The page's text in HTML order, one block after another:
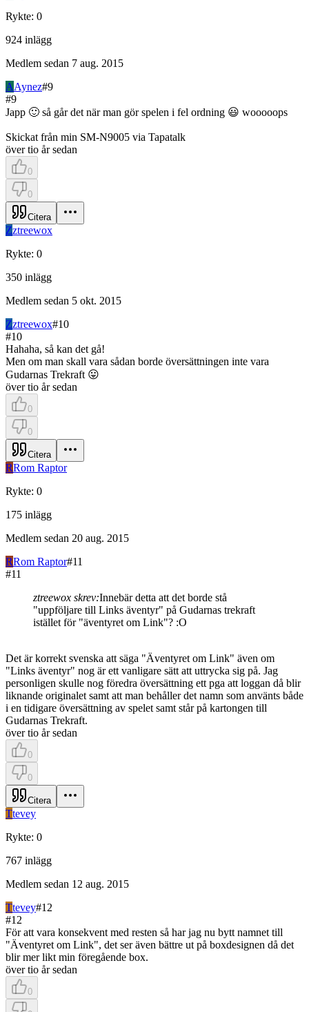
Rykte: 0
924 inlägg
Medlem sedan 7 aug. 2015
AAynez#9
#9
Japp 🙂 så går det när man gör spelen i fel ordning 😃 wooooops
Skickat från min SM-N9005 via Tapatalk
över tio år sedan
0
0
Citera
Zztreewox
Rykte: 0
350 inlägg
Medlem sedan 5 okt. 2015
Zztreewox#10
#10
Hahaha, så kan det gå!
Men om man skall vara sådan borde översättningen inte vara
Gudarnas Trekraft 😛
över tio år sedan
0
0
Citera
RRom Raptor
Rykte: 0
175 inlägg
Medlem sedan 20 aug. 2015
RRom Raptor#11
#11
ztreewox skrev:Innebär detta att det borde stå
"uppföljare till Links äventyr" på Gudarnas trekraft
istället för "äventyret om Link"? :O
Det är korrekt svenska att säga "Äventyret om Link" även om
"Links äventyr" nog är ett vanligare sätt att uttrycka sig på. Jag
personligen skulle nog föredra översättning ett pga att loggan då blir
liknande originalet samt att man behåller det namn som använts både
i en tidigare översättning av spelet samt står på kartongen till
Gudarnas Trekraft.
över tio år sedan
0
0
Citera
Ttevey
Rykte: 0
767 inlägg
Medlem sedan 12 aug. 2015
Ttevey#12
#12
För att vara konsekvent med resten så har jag nu bytt namnet till
"Äventyret om Link", det ser även bättre ut på boxdesignen då det
blir mer likt min föregående box.
över tio år sedan
0